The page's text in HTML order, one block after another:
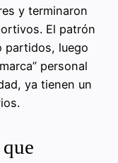
y terminaron
El patrón
partidos, luego
personal
ya tienen un